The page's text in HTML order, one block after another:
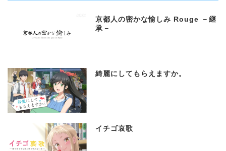
京都人の密かな愉しみ Rouge －継
承－
綺麗にしてもらえますか。
イチゴ哀歌